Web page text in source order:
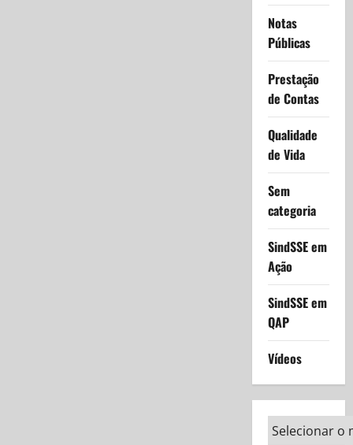
Notas
Públicas
Prestação
de Contas
Qualidade
de Vida
Sem
categoria
SindSSE em
Ação
SindSSE em
QAP
Vídeos